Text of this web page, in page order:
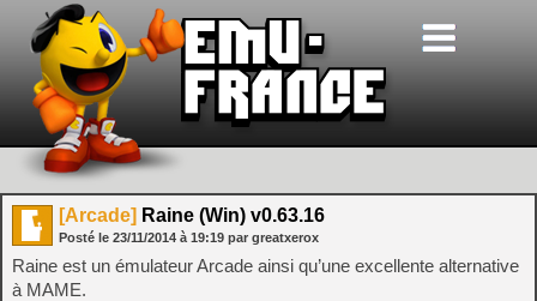
[Arcade] Raine (Win) v0.63.16
Posté le 23/11/2014 à 19:19 par greatxerox
Raine est un émulateur Arcade ainsi qu’une excellente alternative
à MAME.